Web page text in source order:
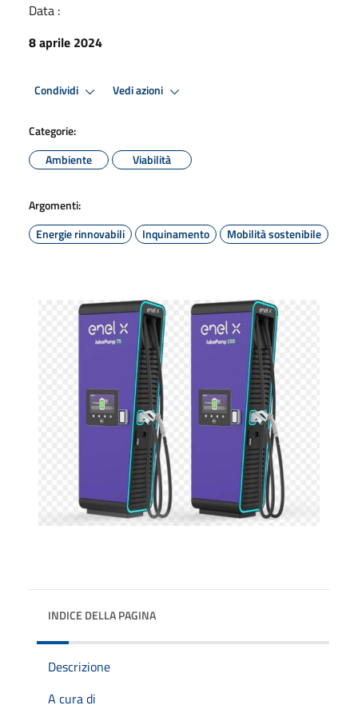
Data :
8 aprile 2024
Condividi Vedi azioni
Categorie:
Ambiente
Viabilità
Argomenti:
Energie rinnovabili
Inquinamento Mobilità sostenibile
INDICE DELLA PAGINA
Descrizione
A cura di